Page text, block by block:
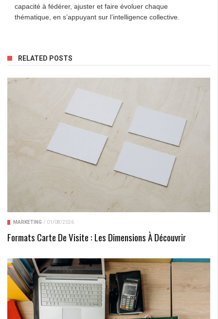
capacité à fédérer, ajuster et faire évoluer chaque
thématique, en s’appuyant sur l’intelligence collective.
RELATED POSTS
MARKETING / 01/08/2026
Formats Carte De Visite : Les Dimensions À Découvrir